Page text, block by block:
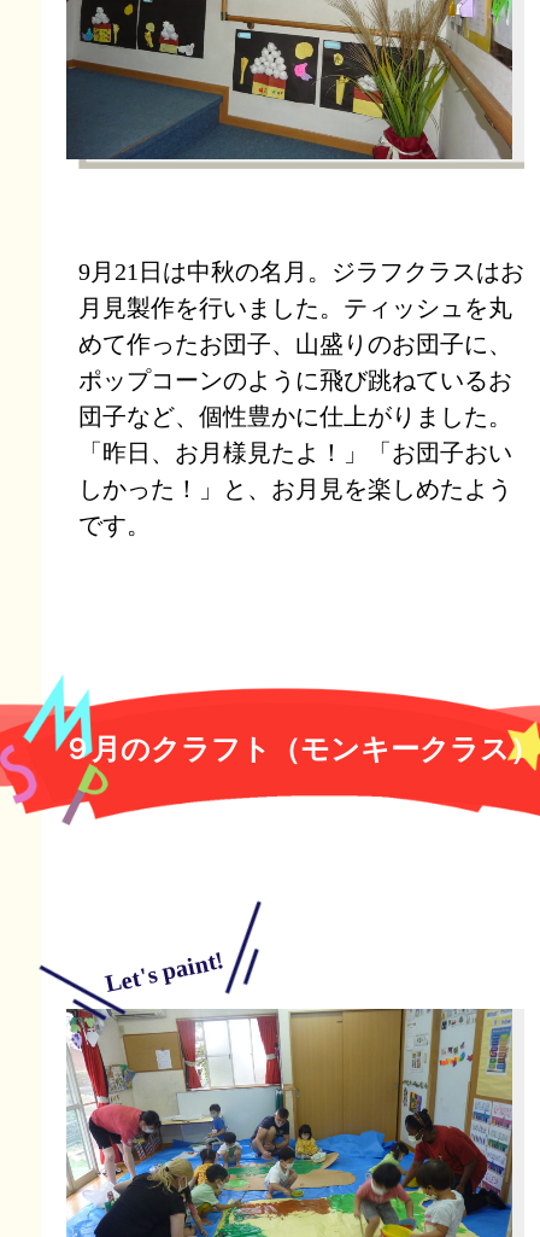
9月21日は中秋の名月。ジラフクラスはお
月見製作を行いました。ティッシュを丸
めて作ったお団子、山盛りのお団子に、
ポップコーンのように飛び跳ねているお
団子など、個性豊かに仕上がりました。
「昨日、お月様見たよ！」「お団子おい
しかった！」と、お月見を楽しめたよう
です。
９月のクラフト（モンキークラス）
Let's paint!